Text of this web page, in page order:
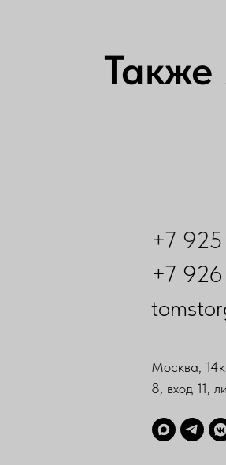
Также
+7
+7
Москва,
8, вход 11,